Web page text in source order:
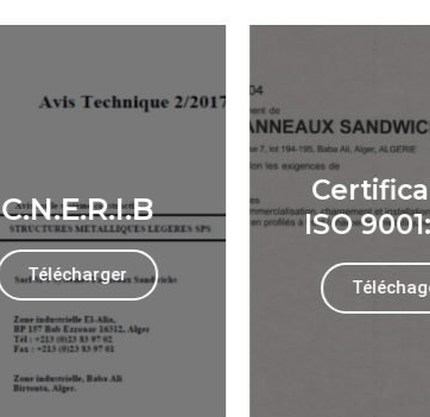
C.N.E.R.I.B
Télécharger
ISO